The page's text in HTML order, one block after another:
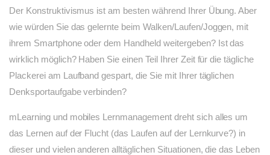
Der Konstruktivismus ist am besten während Ihrer Übung. Aber
wie würden Sie das gelernte beim Walken/Laufen/Joggen, mit
ihrem Smartphone oder dem Handheld weitergeben? Ist das
wirklich möglich? Haben Sie einen Teil Ihrer Zeit für die tägliche
Plackerei am Laufband gespart, die Sie mit Ihrer täglichen
Denksportaufgabe verbinden?
mLearning und mobiles Lernmanagement dreht sich alles um
das Lernen auf der Flucht (das Laufen auf der Lernkurve?) in
dieser und vielen anderen alltäglichen Situationen, die das Leben